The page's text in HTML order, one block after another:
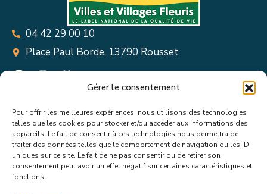
Gérer le consentement
Pour offrir les meilleures expériences, nous utilisons des technologies
telles que les cookies pour stocker et/ou accéder aux informations des
appareils. Le fait de consentir à ces technologies nous permettra de
traiter des données telles que le comportement de navigation ou les ID
uniques sur ce site. Le fait de ne pas consentir ou de retirer son
consentement peut avoir un effet négatif sur certaines caractéristiques et
fonctions.
04 42 29 00 10
Place Paul Borde, 13790 Rousset
Suivez toutes les informations &
actualités de votre ville !